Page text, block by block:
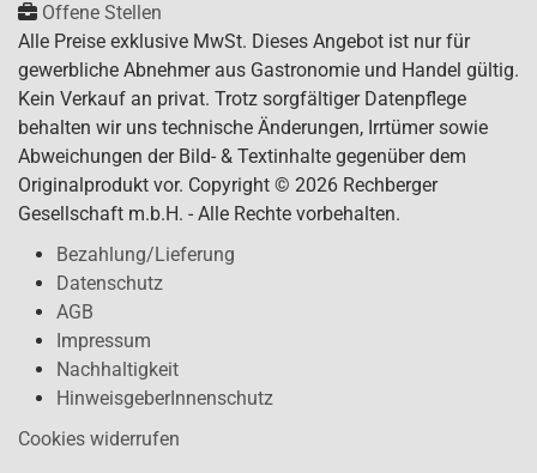
Offene Stellen
Alle Preise exklusive MwSt. Dieses Angebot ist nur für
gewerbliche Abnehmer aus Gastronomie und Handel gültig.
Kein Verkauf an privat. Trotz sorgfältiger Datenpflege
behalten wir uns technische Änderungen, Irrtümer sowie
Abweichungen der Bild- & Textinhalte gegenüber dem
Originalprodukt vor. Copyright © 2026 Rechberger
Gesellschaft m.b.H. - Alle Rechte vorbehalten.
Bezahlung/Lieferung
Datenschutz
AGB
Impressum
Nachhaltigkeit
HinweisgeberInnenschutz
Cookies widerrufen